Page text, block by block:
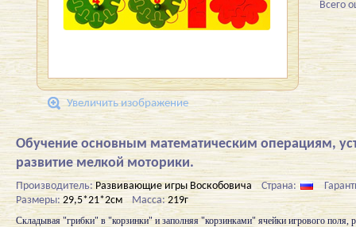
Увеличить изображение
Всего
Обучение основным математическим операциям,
развитие мелкой моторики.
Производитель:Развивающие игры Воскобовича Страна:
Размеры: 29,5*21*2см Масса:219г
Складывая "грибки" в "корзинки" и заполняя "корзинками" ячейки игрового поля,